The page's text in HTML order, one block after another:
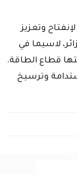
وتعزيز
لاسيما في
قطاع الطاقة.
وترسيخ